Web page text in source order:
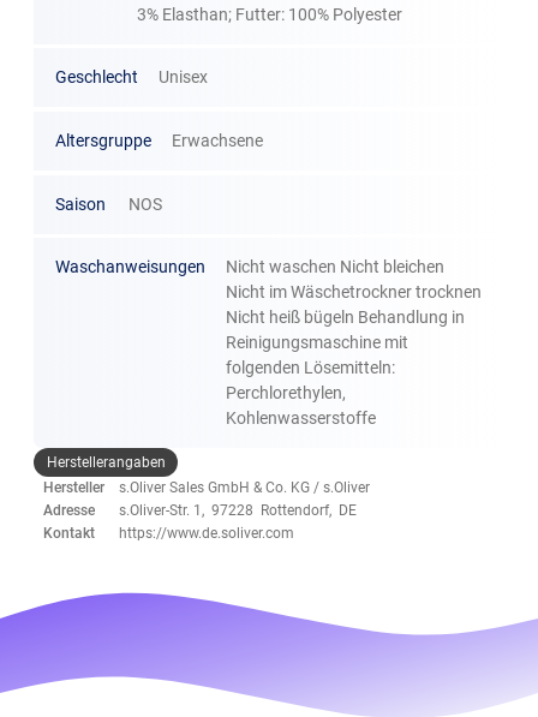
3% Elasthan; Futter: 100% Polyester
Geschlecht Unisex
Altersgruppe Erwachsene
Saison NOS
Waschanweisungen
Nicht waschen Nicht bleichen
Nicht im Wäschetrockner trocknen
Nicht heiß bügeln Behandlung in
Reinigungsmaschine mit
folgenden Lösemitteln:
Perchlorethylen,
Kohlenwasserstoffe
Herstellerangaben
Hersteller
s.Oliver Sales GmbH & Co. KG / s.Oliver
Adresse
s.Oliver-Str. 1, 97228 Rottendorf, DE
Kontakt
https://www.de.soliver.com